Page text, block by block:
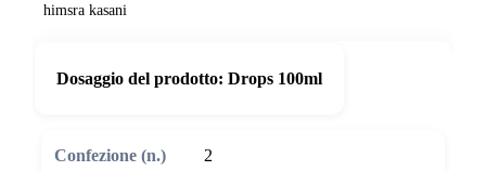
himsra kasani
Dosaggio del prodotto: Drops 100ml
2